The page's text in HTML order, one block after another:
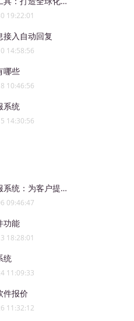
19:22:01
接入自动回复
14:58:56
哪些
10:46:56
系统
14:30:56
多社交平台客服系统：为客户提供更优质的服务
09:46:47
功能
18:28:01
统
11:09:33
件报价
11:32:12